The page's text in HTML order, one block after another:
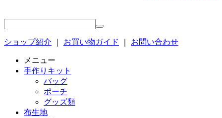
ショップ紹介 お買い物ガイド お問い合わせ
メニュー
手作りキット
バッグ
ポーチ
グッズ類
布生地